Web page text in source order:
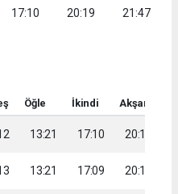
17:10
20:19
21:47
Öğle İkindi Akşam
13:21 17:10 20:19
13:21 17:09 20:18